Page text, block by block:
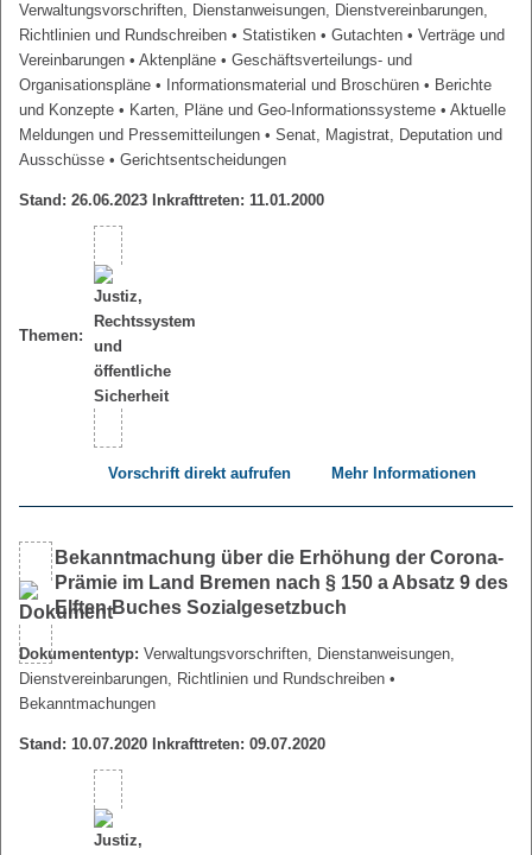
Verwaltungsvorschriften, Dienstanweisungen, Dienstvereinbarungen,
Richtlinien und Rundschreiben • Statistiken • Gutachten • Verträge und
Vereinbarungen • Aktenpläne • Geschäftsverteilungs- und
Organisationspläne • Informationsmaterial und Broschüren • Berichte
und Konzepte • Karten, Pläne und Geo-Informationssysteme • Aktuelle
Meldungen und Pressemitteilungen • Senat, Magistrat, Deputation und
Ausschüsse • Gerichtsentscheidungen
Stand: 26.06.2023 Inkrafttreten: 11.01.2000
Themen:
Vorschrift direkt aufrufen Mehr Informationen
Bekanntmachung über die Erhöhung der Corona-
Prämie im Land Bremen nach § 150 a Absatz 9 des
Elften Buches Sozialgesetzbuch
Dokumententyp: Verwaltungsvorschriften, Dienstanweisungen,
Dienstvereinbarungen, Richtlinien und Rundschreiben •
Bekanntmachungen
Stand: 10.07.2020 Inkrafttreten: 09.07.2020